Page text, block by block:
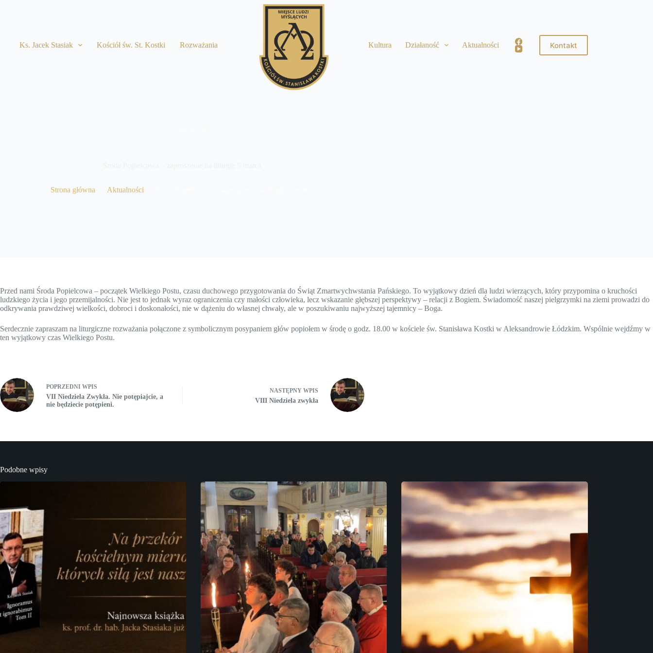
Ks. Jacek Stasiak Kościół św. St. Kostki Rozważania Kultura Działaność Aktualności Kontakt
Strona główna Aktualności
Przed nami Środa Popielcowa – początek Wielkiego Postu, czasu duchowego przygotowania do Świąt Zmartwychwstania Pańskiego. To wyjątkowy dzień dla ludzi wierzących, który przypomina o kruchości
ludzkiego życia i jego przemijalności. Nie jest to jednak wyraz ograniczenia czy małości człowieka, lecz wskazanie głębszej perspektywy – relacji z Bogiem. Świadomość naszej pielgrzymki na ziemi prowadzi do
odkrywania prawdziwej wielkości, dobroci i doskonałości, nie w dążeniu do własnej chwały, ale w poszukiwaniu najwyższej tajemnicy – Boga.
Serdecznie zapraszam na liturgiczne rozważania połączone z symbolicznym posypaniem głów popiołem w środę o godz. 18.00 w kościele św. Stanisława Kostki w Aleksandrowie Łódzkim. Wspólnie wejdźmy w
ten wyjątkowy czas Wielkiego Postu.
POPRZEDNI WPIS
VII Niedziela Zwykła. Nie potępiajcie, a
nie będziecie potępieni.
NASTĘPNY WPIS
VIII Niedziela zwykła
Podobne wpisy